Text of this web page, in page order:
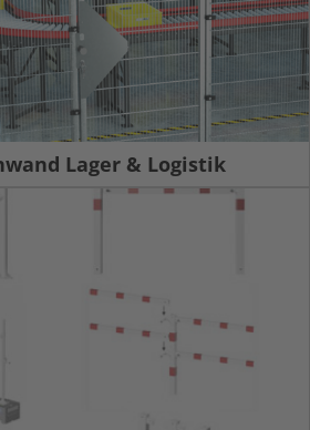
Lager & Logistik